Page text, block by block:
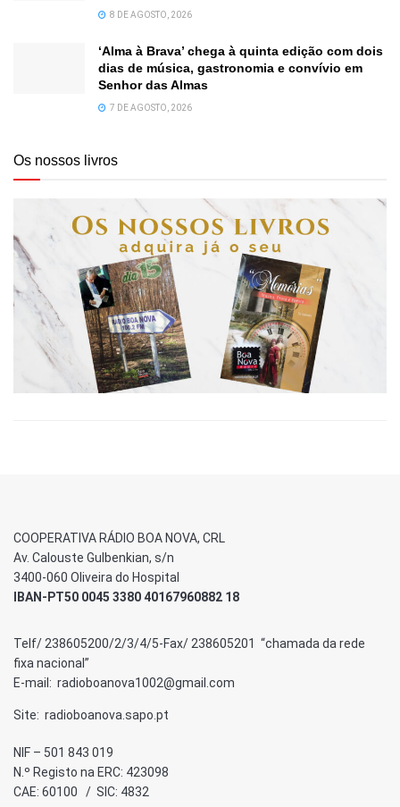
8 DE AGOSTO, 2026
‘Alma à Brava’ chega à quinta edição com dois
dias de música, gastronomia e convívio em
Senhor das Almas
7 DE AGOSTO, 2026
Os nossos livros
COOPERATIVA RÁDIO BOA NOVA, CRL
Av. Calouste Gulbenkian, s/n
3400-060 Oliveira do Hospital
IBAN-PT50 0045 3380 40167960882 18
Telf/ 238605200/2/3/4/5-Fax/ 238605201 “chamada da rede
fixa nacional”
E-mail: radioboanova1002@gmail.com
Site: radioboanova.sapo.pt
NIF – 501 843 019
N.º Registo na ERC: 423098
CAE: 60100 / SIC: 4832